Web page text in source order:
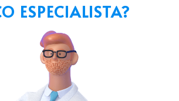
ESPECIALISTA?